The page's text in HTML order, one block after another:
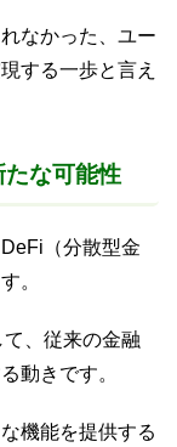
なかった、ユー
する一歩と言え
な可能性
（分散型金
。
、従来の金融
動きです。
機能を提供する